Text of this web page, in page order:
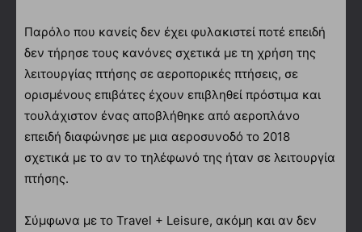
Παρόλο που κανείς δεν έχει φυλακιστεί ποτέ επειδή
δεν τήρησε τους κανόνες σχετικά με τη χρήση της
λειτουργίας πτήσης σε αεροπορικές πτήσεις, σε
ορισμένους επιβάτες έχουν επιβληθεί πρόστιμα και
τουλάχιστον ένας αποβλήθηκε από αεροπλάνο
επειδή διαφώνησε με μια αεροσυνοδό το 2018
σχετικά με το αν το τηλέφωνό της ήταν σε λειτουργία
πτήσης.
Σύμφωνα με το Travel + Leisure, ακόμη και αν δεν